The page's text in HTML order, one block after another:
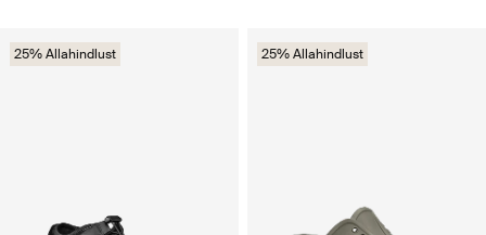
25% Allahindlust 25% Allahindlust